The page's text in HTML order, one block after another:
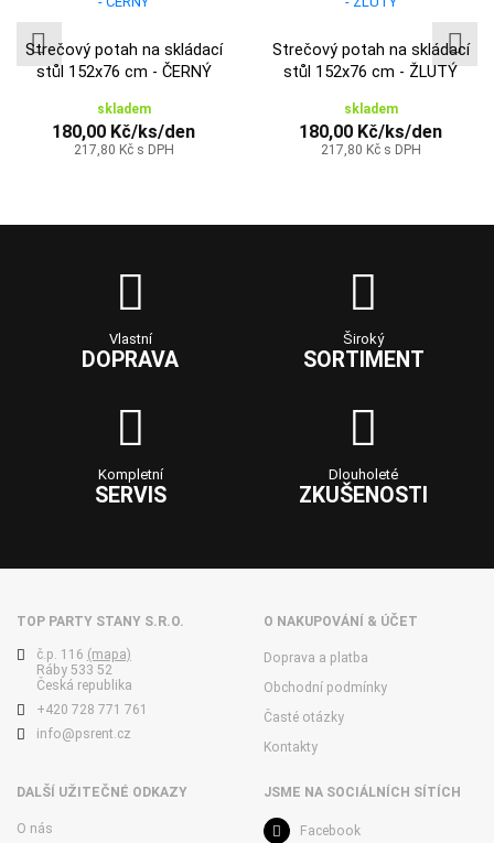
Strečový potah na skládací
stůl 152x76 cm - ČERNÝ
skladem
180,00 Kč/ks/den
217,80 Kč s DPH
Strečový potah na skládací
stůl 152x76 cm - ŽLUTÝ
skladem
180,00 Kč/ks/den
217,80 Kč s DPH
Vlastní
DOPRAVA
Široký
SORTIMENT
Kompletní
SERVIS
Dlouholeté
ZKUŠENOSTI
TOP PARTY STANY S.R.O.
č.p. 116 (mapa)
Ráby 533 52
Česká republika
+420 728 771 761
info@psrent.cz
O NAKUPOVÁNÍ & ÚČET
Doprava a platba
Obchodní podmínky
Časté otázky
Kontakty
DALŠÍ UŽITEČNÉ ODKAZY
O nás
JSME NA SOCIÁLNÍCH SÍTÍCH
Facebook